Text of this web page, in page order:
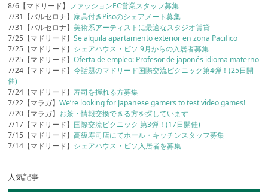
8/6【マドリード】 ファッションEC営業スタッフ募集
7/31【バルセロナ】家具付きPisoのシェアメート募集
7/31【バルセロナ】美術系アーティストに最適なスタジオ賃貸
7/25【マドリード】Se alquila apartamento exterior en zona Pacifico
7/25【マドリード】 シェアハウス・ピソ 9月からの入居者募集
7/25【マドリード】Oferta de empleo: Profesor de japonés idioma materno
7/24【マドリード】今話題のマドリード国際交流ピクニック第4弾！(25日開
催)
7/24【マドリード】寿司を握れる方募集
7/22【マラガ】We’re looking for Japanese gamers to test video games!
7/20【マラガ】 お茶・情報交換できる方を探しています
7/17【マドリード】 国際交流ピクニック 第3弾！(17日開催)
7/15【マドリード】高級寿司店にてホール・キッチンスタッフ募集
7/14【マドリード】 シェアハウス・ピソ入居者を募集
人気記事